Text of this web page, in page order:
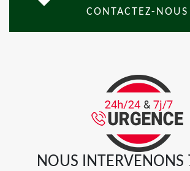
CONTACTEZ-NOUS
NOUS INTERVENONS